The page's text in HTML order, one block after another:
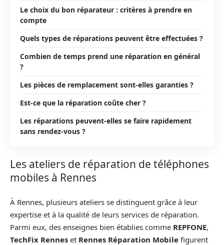
Le choix du bon réparateur : critères à prendre en
compte
Quels types de réparations peuvent être effectuées ?
Combien de temps prend une réparation en général
?
Les pièces de remplacement sont-elles garanties ?
Est-ce que la réparation coûte cher ?
Les réparations peuvent-elles se faire rapidement
sans rendez-vous ?
Les ateliers de réparation de téléphones
mobiles à Rennes
À Rennes, plusieurs ateliers se distinguent grâce à leur
expertise et à la qualité de leurs services de réparation.
Parmi eux, des enseignes bien établies comme REPFONE,
TechFix Rennes et Rennes Réparation Mobile figurent